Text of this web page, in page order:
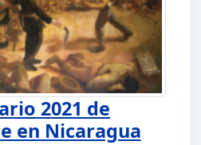
2021 de
en Nicaragua